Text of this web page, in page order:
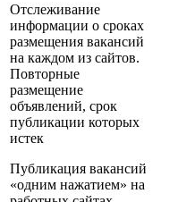
Отслеживание
информации о сроках
размещения вакансий
на каждом из сайтов.
Повторные
размещение
объявлений, срок
публикации которых
истек
Публикация вакансий
«одним нажатием» на